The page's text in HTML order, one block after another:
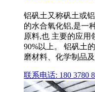
铝矾土又称矾土或
的水合氧化铝,是一
原料,也 主要的应用
90%以上。 铝矾土
磨材料、化学制品
联系电话: 180 3780